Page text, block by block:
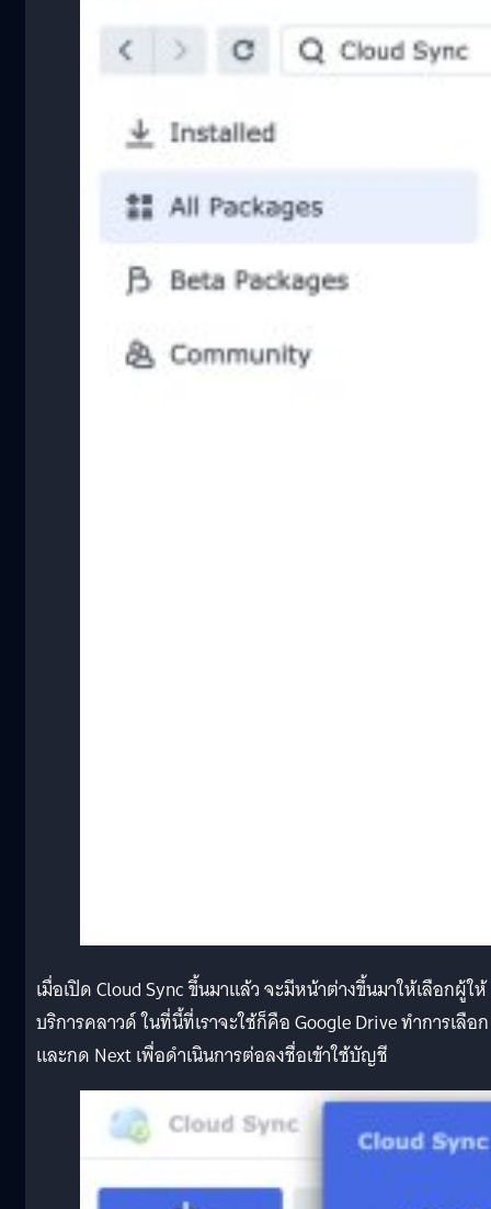
เมื่อเปิด Cloud Sync ขึ้นมาแล้ว จะมีหน้าต่างขึ้นมาให้เลือกผู้ให้
บริการคลาวด์ ในที่นี้ที่เราจะใช้ก็คือ Google Drive ทำการเลือก
และกด Next เพื่อดำเนินการต่อลงชื่อเข้าใช้บัญชี